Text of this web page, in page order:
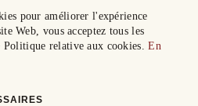
pour améliorer l'expérience
Web, vous acceptez tous les
Politique relative aux cookies.En